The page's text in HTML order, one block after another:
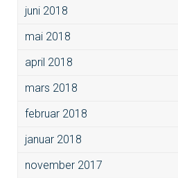
juni 2018
mai 2018
april 2018
mars 2018
februar 2018
januar 2018
november 2017